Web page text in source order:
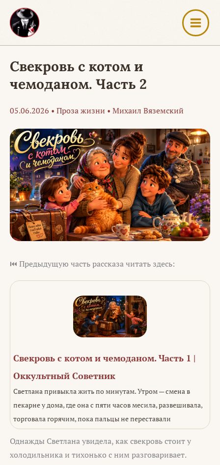
Перейти
содержимому
Свекровь с котом и
чемоданом. Часть 2
05.06.2026 • Проза жизни • Михаил Вяземский
⏮️ Предыдущую часть рассказа читать здесь:
Свекровь с котом и чемоданом. Часть 1 |
Оккультный Советник
Светлана привыкла жить по минутам. Утром — смена в
пекарне у дома, где она с пяти часов месила, развешивала,
торговала горячим, пока пальцы не переставали
Однажды Светлана увидела, как свекровь стоит у
холодильника и тихонько с ним разговаривает.